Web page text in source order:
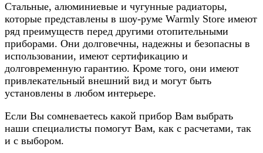
Стальные, алюминиевые и чугунные радиаторы,
которые представлены в шоу-руме Warmly Store имеют
ряд преимуществ перед другими отопительными
приборами. Они долговечны, надежны и безопасны в
использовании, имеют сертификацию и
долговременную гарантию. Кроме того, они имеют
привлекательный внешний вид и могут быть
установлены в любом интерьере.
Если Вы сомневаетесь какой прибор Вам выбрать
наши специалисты помогут Вам, как с расчетами, так
и с выбором.